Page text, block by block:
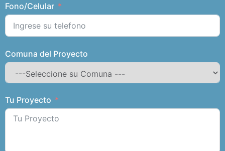
Fono/Celular
Comuna del Proyecto
Tu Proyecto